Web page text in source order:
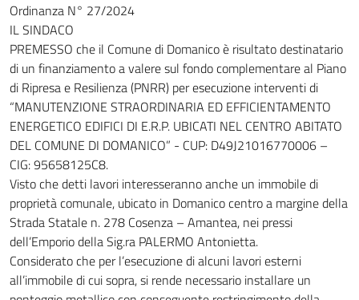
Ordinanza N° 27/2024
IL SINDACO
PREMESSO che il Comune di Domanico è risultato destinatario
di un finanziamento a valere sul fondo complementare al Piano
di Ripresa e Resilienza (PNRR) per esecuzione interventi di
“MANUTENZIONE STRAORDINARIA ED EFFICIENTAMENTO
ENERGETICO EDIFICI DI E.R.P. UBICATI NEL CENTRO ABITATO
DEL COMUNE DI DOMANICO” - CUP: D49J21016770006 –
CIG: 95658125C8.
Visto che detti lavori interesseranno anche un immobile di
proprietà comunale, ubicato in Domanico centro a margine della
Strada Statale n. 278 Cosenza – Amantea, nei pressi
dell’Emporio della Sig.ra PALERMO Antonietta.
Considerato che per l’esecuzione di alcuni lavori esterni
all’immobile di cui sopra, si rende necessario installare un